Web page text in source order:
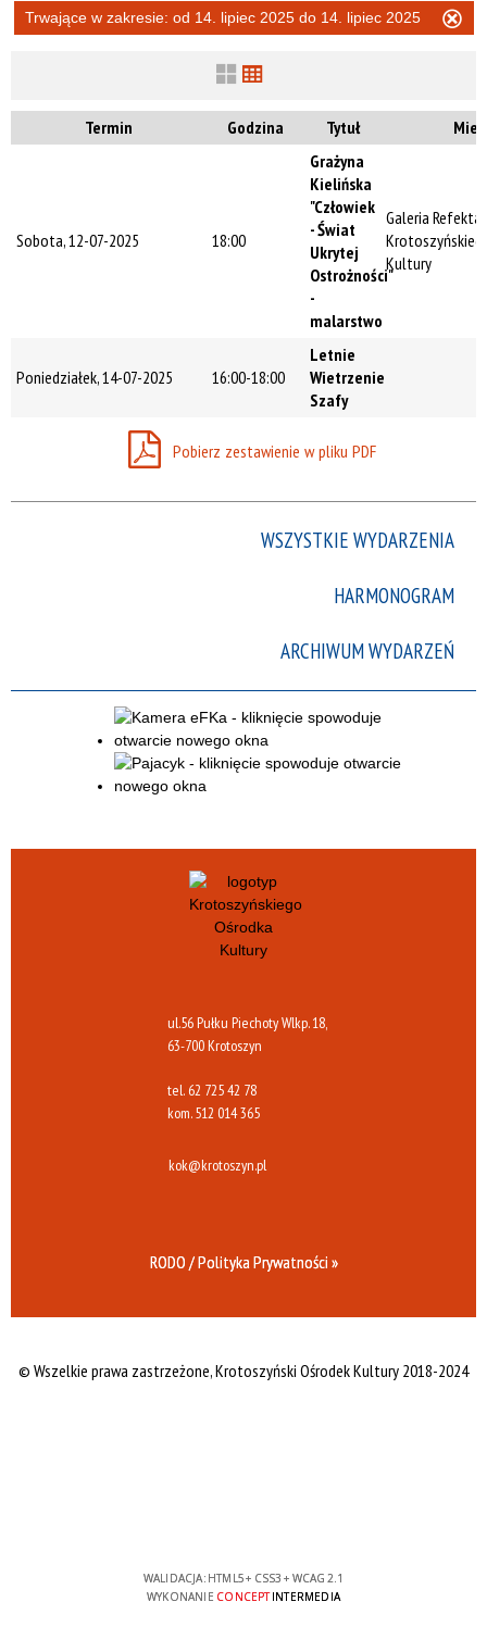
Szukana fraza
—
Organizator
Promowane
Trwające w zakresie: od 14. lipiec 2025 do 14. lipiec 2025
Termin Godzina Tytuł
Sobota, 12-07-2025 18:00
Grażyna
Kielińska
"Człowiek
- Świat
Ukrytej
Ostrożności"
-
malarstwo
Galeria
Kultury
Poniedziałek, 14-07-2025 16:00-18:00
Letnie
Wietrzenie
Szafy
Pobierz zestawienie w pliku PDF
WSZYSTKIE WYDARZENIA
HARMONOGRAM
ARCHIWUM WYDARZEŃ
ul.56 Pułku Piechoty Wlkp. 18,
63-700 Krotoszyn
tel. 62 725 42 78
kom.512 014 365
kok@krotoszyn.pl
RODO / Polityka Prywatności »
© Wszelkie prawa zastrzeżone,Krotoszyński Ośrodek Kultury 2018-2024
WALIDACJA: HTML5+ CSS3 + WCAG 2.1
WYKONANIE CONCEPTINTERMEDIA